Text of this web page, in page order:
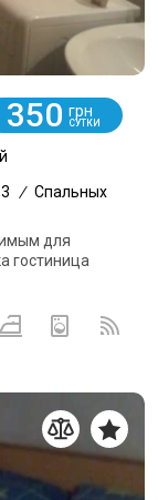
350 грн
СУТКИ
/ Спальных
для
гостиница